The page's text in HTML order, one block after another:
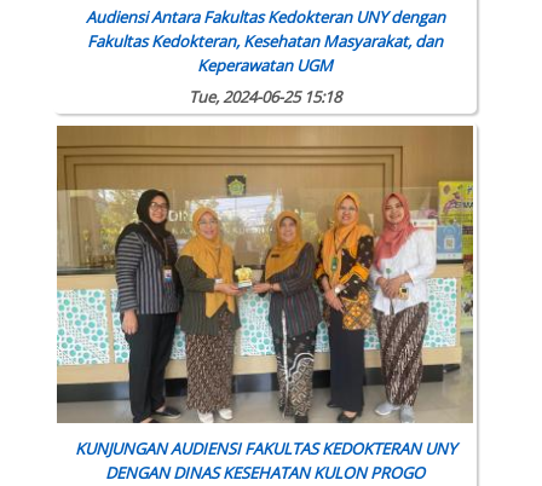
Audiensi Antara Fakultas Kedokteran UNY dengan
Fakultas Kedokteran, Kesehatan Masyarakat, dan
Keperawatan UGM
Tue, 2024-06-25 15:18
KUNJUNGAN AUDIENSI FAKULTAS KEDOKTERAN UNY
DENGAN DINAS KESEHATAN KULON PROGO